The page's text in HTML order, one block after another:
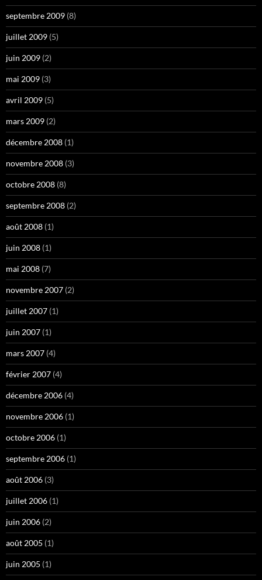
septembre 2009 (8)
juillet 2009 (5)
juin 2009 (2)
mai 2009 (3)
avril 2009 (5)
mars 2009 (2)
décembre 2008 (1)
novembre 2008 (3)
octobre 2008 (8)
septembre 2008 (2)
août 2008 (1)
juin 2008 (1)
mai 2008 (7)
novembre 2007 (2)
juillet 2007 (1)
juin 2007 (1)
mars 2007 (4)
février 2007 (4)
décembre 2006 (4)
novembre 2006 (1)
octobre 2006 (1)
septembre 2006 (1)
août 2006 (3)
juillet 2006 (1)
juin 2006 (2)
août 2005 (1)
juin 2005 (1)